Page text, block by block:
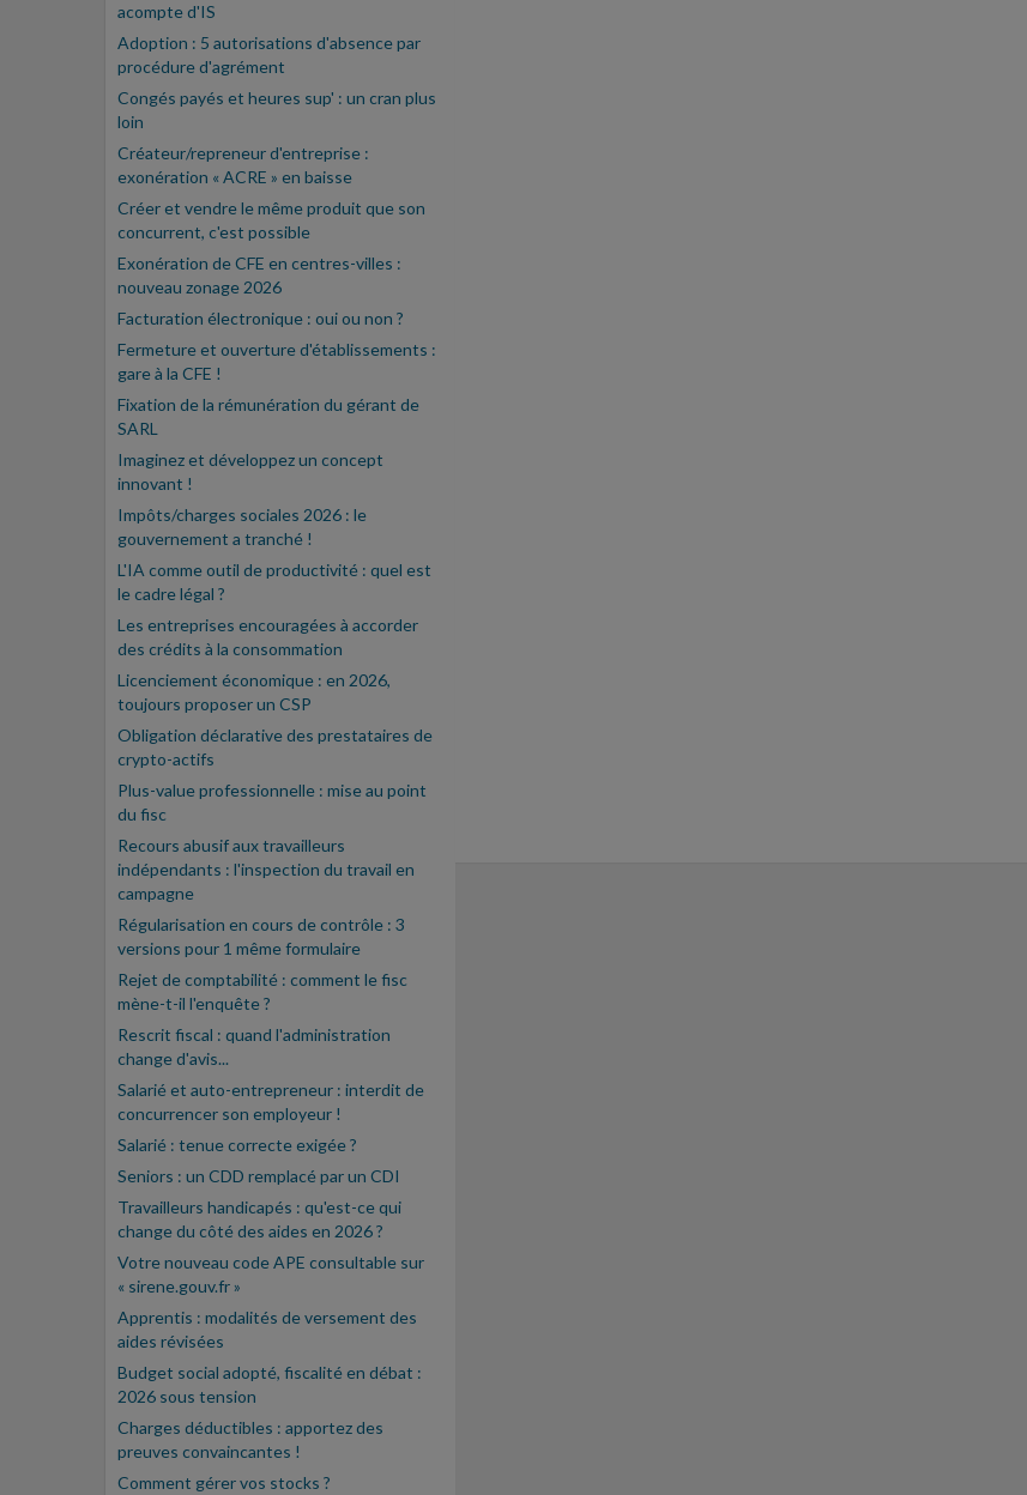
acompte d'IS
Adoption : 5 autorisations d'absence par
procédure d'agrément
Congés payés et heures sup' : un cran plus
loin
Créateur/repreneur d'entreprise :
exonération « ACRE » en baisse
Créer et vendre le même produit que son
concurrent, c'est possible
Exonération de CFE en centres-villes :
nouveau zonage 2026
Facturation électronique : oui ou non ?
Fermeture et ouverture d'établissements :
gare à la CFE !
Fixation de la rémunération du gérant de
SARL
Imaginez et développez un concept
innovant !
Impôts/charges sociales 2026 : le
gouvernement a tranché !
L'IA comme outil de productivité : quel est
le cadre légal ?
Les entreprises encouragées à accorder
des crédits à la consommation
Licenciement économique : en 2026,
toujours proposer un CSP
Obligation déclarative des prestataires de
crypto-actifs
Plus-value professionnelle : mise au point
du fisc
Recours abusif aux travailleurs
indépendants : l'inspection du travail en
campagne
Régularisation en cours de contrôle : 3
versions pour 1 même formulaire
Rejet de comptabilité : comment le fisc
mène-t-il l'enquête ?
Rescrit fiscal : quand l'administration
change d'avis...
Salarié et auto-entrepreneur : interdit de
concurrencer son employeur !
Salarié : tenue correcte exigée ?
Seniors : un CDD remplacé par un CDI
Travailleurs handicapés : qu'est-ce qui
change du côté des aides en 2026 ?
Votre nouveau code APE consultable sur
« sirene.gouv.fr »
Apprentis : modalités de versement des
aides révisées
Budget social adopté, fiscalité en débat :
2026 sous tension
Charges déductibles : apportez des
preuves convaincantes !
Comment gérer vos stocks ?